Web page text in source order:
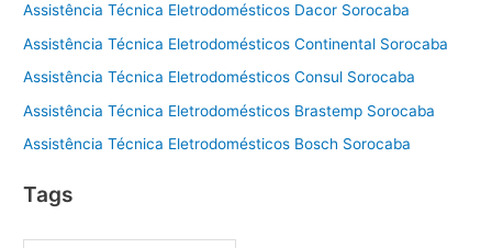
Assistência Técnica Eletrodomésticos Dacor Sorocaba
Assistência Técnica Eletrodomésticos Continental Sorocaba
Assistência Técnica Eletrodomésticos Consul Sorocaba
Assistência Técnica Eletrodomésticos Brastemp Sorocaba
Assistência Técnica Eletrodomésticos Bosch Sorocaba
Tags